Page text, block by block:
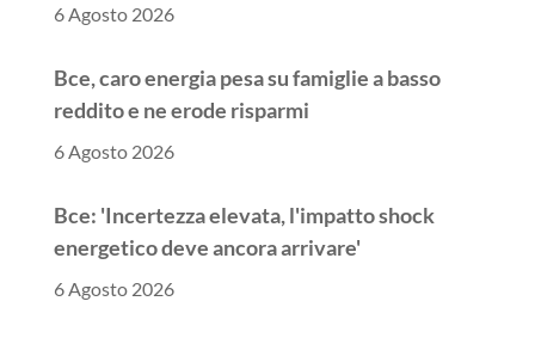
6 Agosto 2026
Bce, caro energia pesa su famiglie a basso
reddito e ne erode risparmi
6 Agosto 2026
Bce: 'Incertezza elevata, l'impatto shock
energetico deve ancora arrivare'
6 Agosto 2026